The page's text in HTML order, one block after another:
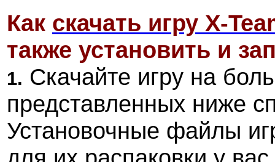
Как скачать игру X-
также установить и
1. Скачайте игру на
представленных ниже
Установочные файлы